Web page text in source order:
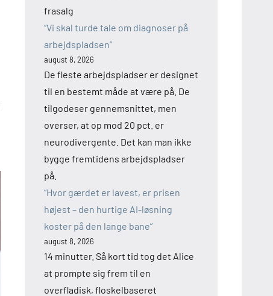
frasalg
“Vi skal turde tale om diagnoser på
arbejdspladsen”
august 8, 2026
De fleste arbejdspladser er designet
til en bestemt måde at være på. De
tilgodeser gennemsnittet, men
overser, at op mod 20 pct. er
neurodivergente. Det kan man ikke
bygge fremtidens arbejdspladser
på.
“Hvor gærdet er lavest, er prisen
højest – den hurtige AI-løsning
koster på den lange bane”
august 8, 2026
14 minutter. Så kort tid tog det Alice
at prompte sig frem til en
overfladisk, floskelbaseret